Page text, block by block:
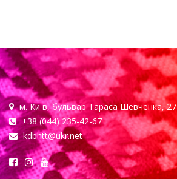
м. Київ, бульвар Тараса Шевченка, 27
+38 (044) 235-42-67
kdbhtt@ukr.net